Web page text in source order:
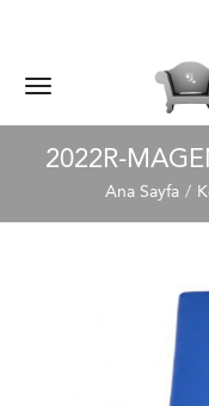
2022R-
Ana Sayfa